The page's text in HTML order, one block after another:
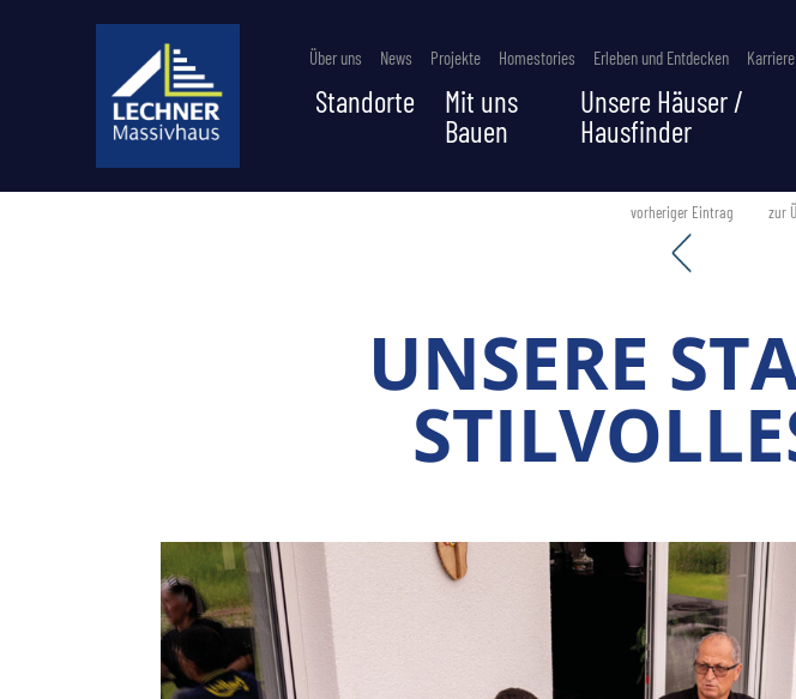
Über uns News Projekte Homestories Erleben und Entdecken Karriere
Standorte
Mit uns
Bauen
Unsere Häuser /
Hausfinder
vorheriger Eintrag zur
UNSERE